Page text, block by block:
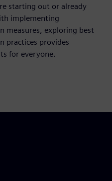
starting out or already
implementing
measures, exploring best
practices provides
for everyone.